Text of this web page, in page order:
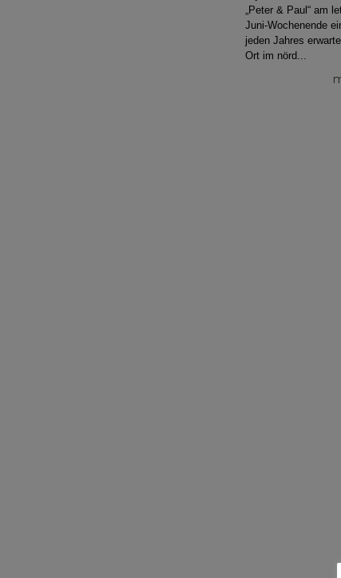
„Peter & Paul“ am
Juni-Wochenende
jeden Jahres
Ort im nörd...